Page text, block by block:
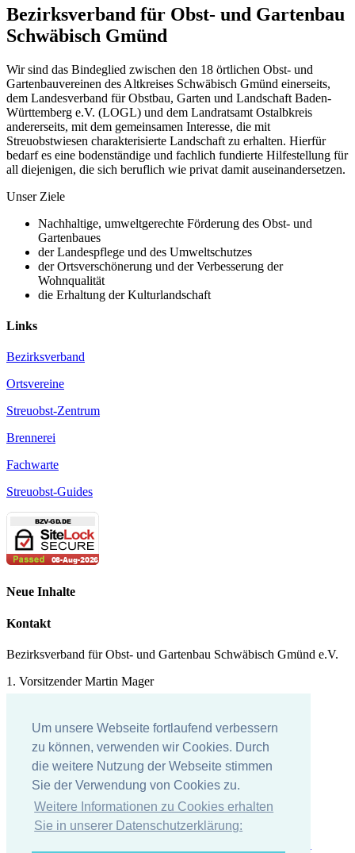
Um unsere Webseite fortlaufend verbessern
zu können, verwenden wir Cookies. Durch
die weitere Nutzung der Webseite stimmen
Sie der Verwendung von Cookies zu.
Weitere Informationen zu Cookies erhalten
Sie in unserer Datenschutzerklärung:
Bezirksverband für Obst- und Gartenbau
Schwäbisch Gmünd
Wir sind das Bindeglied zwischen den 18 örtlichen Obst- und
Gartenbauvereinen des Altkreises Schwäbisch Gmünd einerseits,
dem Landesverband für Obstbau, Garten und Landschaft Baden-
Württemberg e.V. (LOGL) und dem Landratsamt Ostalbkreis
andererseits, mit dem gemeinsamen Interesse, die mit
Streuobstwiesen charakterisierte Landschaft zu erhalten. Hierfür
bedarf es eine bodenständige und fachlich fundierte Hilfestellung für
all diejenigen, die sich beruflich wie privat damit auseinandersetzen.
Unser Ziele
Nachhaltige, umweltgerechte Förderung des Obst- und
Gartenbaues
der Landespflege und des Umweltschutzes
der Ortsverschönerung und der Verbesserung der
Wohnqualität
die Erhaltung der Kulturlandschaft
Links
Bezirksverband
Ortsvereine
Streuobst-Zentrum
Brennerei
Fachwarte
Streuobst-Guides
Neue Inhalte
Kontakt
Bezirksverband für Obst- und Gartenbau Schwäbisch Gmünd e.V.
1. Vorsitzender Martin Mager
E-Mail:martin.mager@t-online.de
Impressum
Datenschutzerklärung